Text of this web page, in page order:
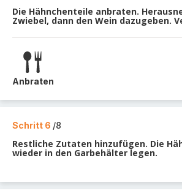
Die Hähnchenteile anbraten.
Zwiebel, dann den Wein dazugeben.
Anbraten
Schritt 6 /8
Restliche Zutaten hinzufügen. Die
wieder in den Garbehälter legen.